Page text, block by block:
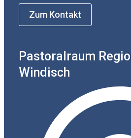
Zum Kontakt
Pastoralraum
Windisch